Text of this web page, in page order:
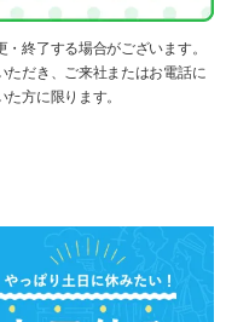
終了する場合がございます。
だき、ご来社またはお電話に
方に限ります。